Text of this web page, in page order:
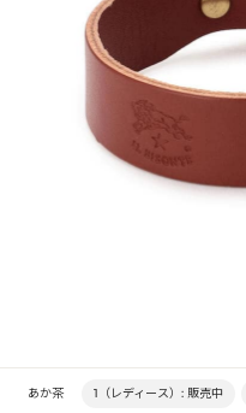
あか茶 1（レディース）: 販売中